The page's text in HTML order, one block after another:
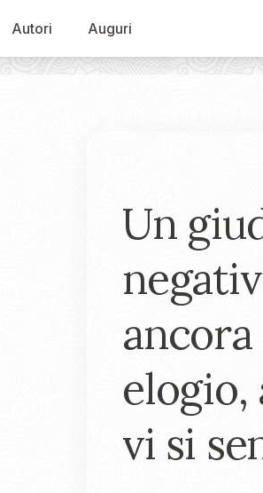
Autori Auguri
Un
elogio,
vi si